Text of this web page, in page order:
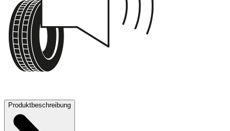
Produktbeschreibung